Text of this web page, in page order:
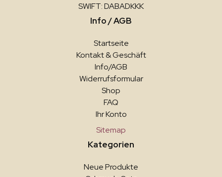
SWIFT: DABADKKK
Info / AGB
Startseite
Kontakt & Geschäft
Info/AGB
Widerrufsformular
Shop
FAQ
Ihr Konto
Sitemap
Kategorien
Neue Produkte